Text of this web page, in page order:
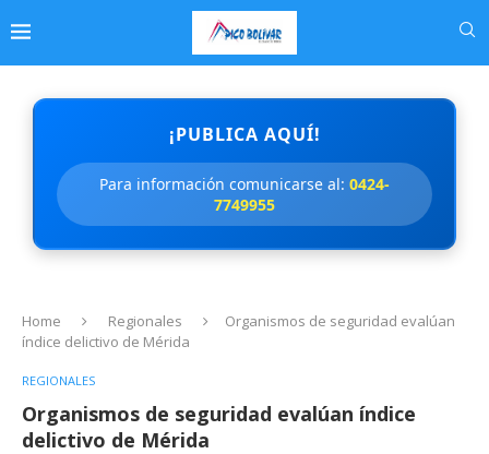
¡PUBLICA AQUÍ!
Para información comunicarse al: 0424-
7749955
Home Regionales
Organismos de seguridad evalúan
índice delictivo de Mérida
REGIONALES
Organismos de seguridad evalúan índice
delictivo de Mérida